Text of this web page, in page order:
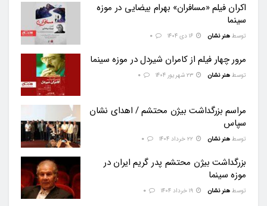
اکران فیلم «مسافران» بهرام بیضایی در موزه
سینما
توسط هنر نشان
مرور چهار فیلم از کامران شیردل در موزه سینما
توسط هنر نشان
مراسم بزرگداشت بیژن محتشم / اهدای نشان
سپاس
توسط هنر نشان
بزرگداشت بیژن محتشم پدر گریم ایران در
موزه سینما
توسط هنر نشان